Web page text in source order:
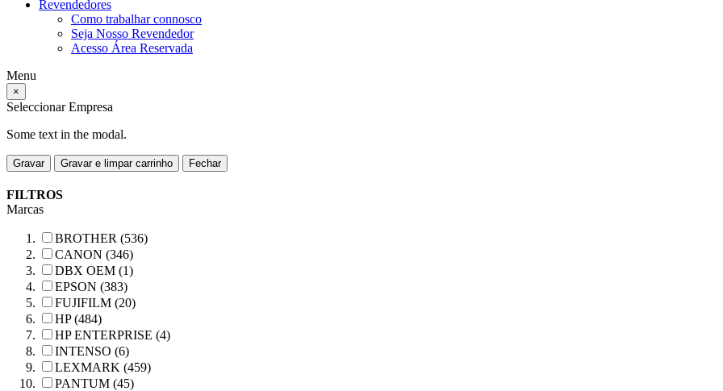
Revendedores
Como trabalhar connosco
Seja Nosso Revendedor
Acesso Área Reservada
Menu
×
Seleccionar Empresa
Some text in the modal.
Gravar Gravar e limpar carrinho Fechar
FILTROS
Marcas
BROTHER (536)
CANON (346)
DBX OEM (1)
EPSON (383)
FUJIFILM (20)
HP (484)
HP ENTERPRISE (4)
INTENSO (6)
LEXMARK (459)
PANTUM (45)